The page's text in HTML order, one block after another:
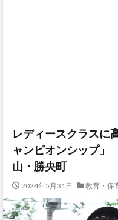
レディースクラス
ャンピオンシップ
山・勝央町
2024年5月31日 教育・保